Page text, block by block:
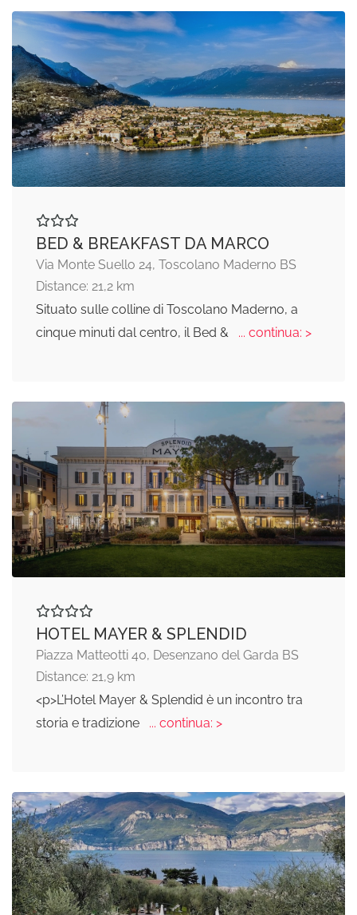
BED & BREAKFAST DA MARCO
Via Monte Suello 24, Toscolano Maderno BS
Distance: 21,2 km
Situato sulle colline di Toscolano Maderno, a
cinque minuti dal centro, il Bed &
... continua: >
HOTEL MAYER & SPLENDID
Piazza Matteotti 40, Desenzano del Garda BS
Distance: 21,9 km
<p>L’Hotel Mayer & Splendid è un incontro tra
storia e tradizione
... continua: >